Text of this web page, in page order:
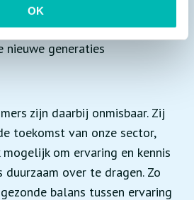
OK
en langdurige
door dit verhaal samen te
nieuwe generaties
zijn daarbij onmisbaar. Zij
toekomst van onze sector,
om ervaring en kennis
duurzaam over te dragen. Zo
balans tussen ervaring